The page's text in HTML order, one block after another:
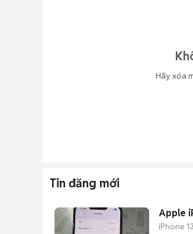
Hãy xóa
Tin đăng mới
Apple
iPhone